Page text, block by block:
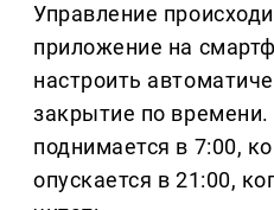
Управление
приложение на
настроить
закрытие по
поднимается в 7:00,
опускается в 21:00,